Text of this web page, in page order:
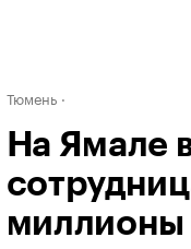
Тюмень
На Ямале
миллионы